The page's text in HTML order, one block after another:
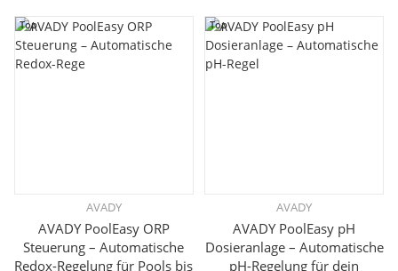
Top
AVADY
AVADY PoolEasy ORP
Steuerung – Automatische
Redox-Regelung für Pools bis
Top
AVADY
AVADY PoolEasy pH
Dosieranlage – Automatische
pH-Regelung für dein